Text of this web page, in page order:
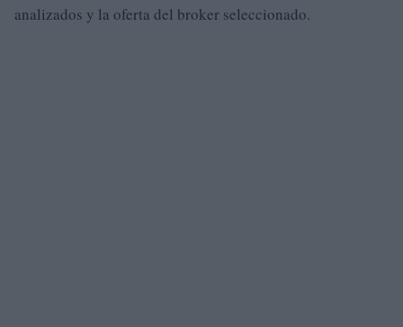
analizados y la oferta del broker seleccionado.